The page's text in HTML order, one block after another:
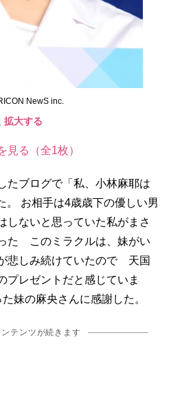
NewS inc.
拡大する
見る（全1枚）
ブログで「私、小林麻耶は
。 お相手は4歳歳下の優しい男
しないと思っていた私がまさ
た このミラクルは、妹がい
悲しみ続けていたので 天国
プレゼントだと感じていま
妹の麻央さんに感謝した。
テンツが続きます